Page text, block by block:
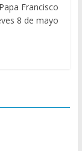
Francisco
8 de mayo